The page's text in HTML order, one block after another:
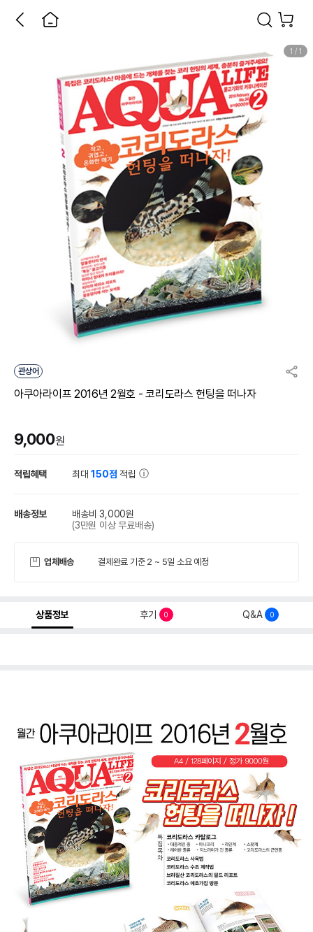
1 / 1
관상어
아쿠아라이프 2016년 2월호 - 코리도라스 헌팅을 떠나자
9,000원
적립혜택 최대150점 적립
배송정보
배송비 3,000원
(3만원 이상 무료배송)
업체배송 결제완료 기준 2 ~ 5일 소요 예정
상품정보 후기 0 Q&A 0